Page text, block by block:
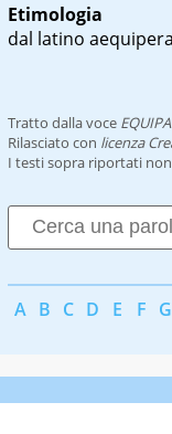
Etimologia
dal latino
Tratto dalla voce
Rilasciato con licenza
I testi sopra riportati
A B C D E F G